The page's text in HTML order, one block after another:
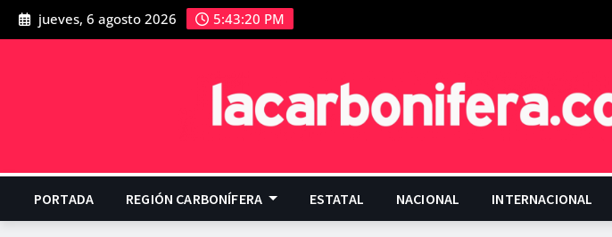
jueves, 6 agosto 2026 5:43:21 PM
PORTADA REGIÓN CARBONÍFERA ESTATAL NACIONAL INTERNACIONAL